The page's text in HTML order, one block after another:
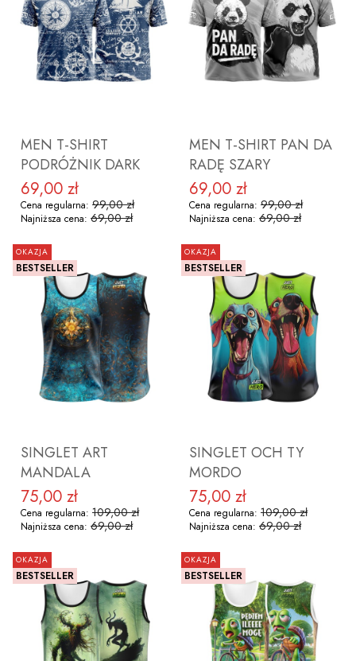
ZOBACZ PRODUKT ZOBACZ PRODUKT
MEN T-SHIRT
PODRÓŻNIK DARK
Cena promocyjna
69,00 zł
Cena regularna: 99,00 zł
Najniższa cena: 69,00 zł
ZOBACZ PRODUKT
MEN T-SHIRT PAN DA
RADĘ SZARY
Cena promocyjna
69,00 zł
Cena regularna: 99,00 zł
Najniższa cena: 69,00 zł
ZOBACZ PRODUKT
OKAZJA
BESTSELLER
SINGLET ART
MANDALA
Cena promocyjna
75,00 zł
Cena regularna: 109,00 zł
Najniższa cena: 69,00 zł
OKAZJA
BESTSELLER
SINGLET OCH TY
MORDO
Cena promocyjna
75,00 zł
Cena regularna: 109,00 zł
Najniższa cena: 69,00 zł
OKAZJA
BESTSELLER
OKAZJA
BESTSELLER